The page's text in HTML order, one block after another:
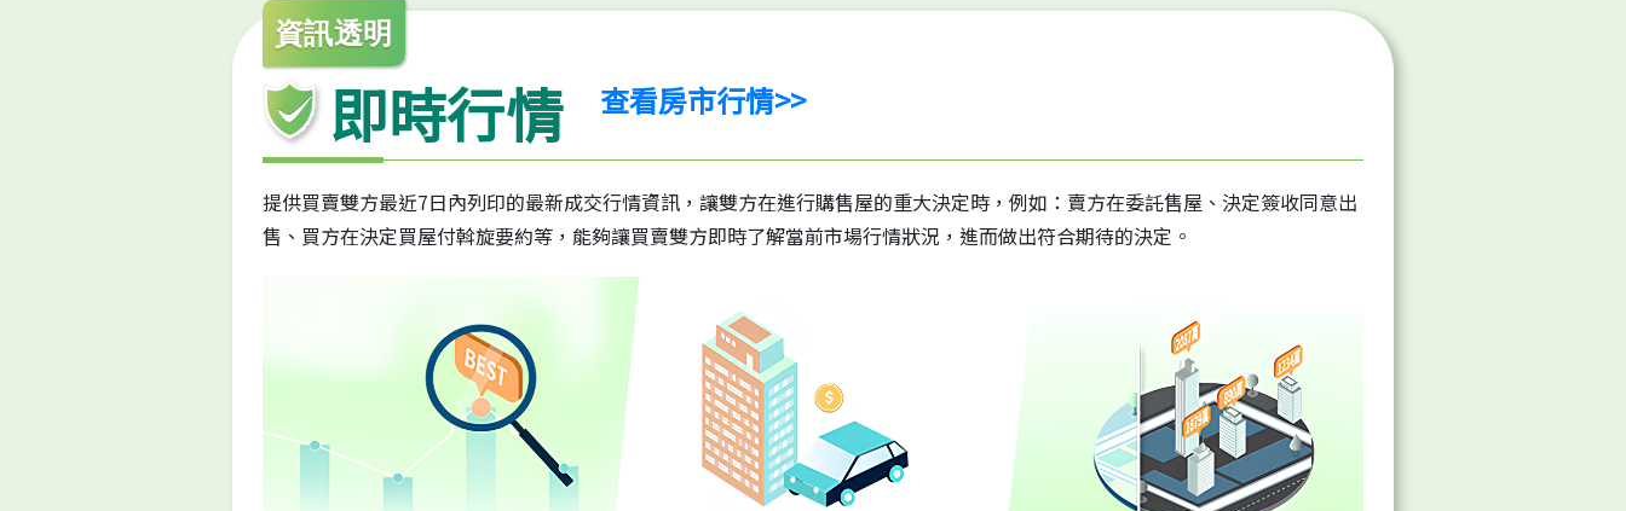
資訊透明
即時行情 查看房市行情>>
提供買賣雙方最近7日內列印的最新成交行情資訊，讓雙方在進行購售屋的重大決定時，例如：賣方在委託售屋、決定簽收同意出
售、買方在決定買屋付斡旋要約等，能夠讓買賣雙方即時了解當前市場行情狀況，進而做出符合期待的決定。